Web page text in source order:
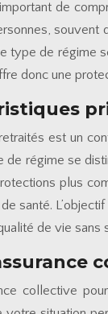
de
type de
donc une
est un
de régime se
plus
santé.
de vie
collective